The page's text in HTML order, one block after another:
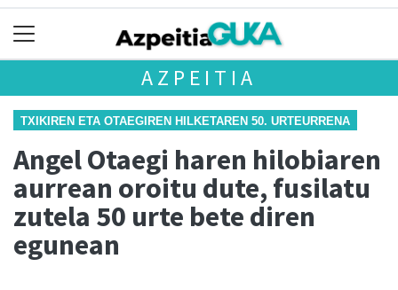
AZPEITIA
TXIKIREN ETA OTAEGIREN HILKETAREN 50. URTEURRENA
Angel Otaegi haren hilobiaren
aurrean oroitu dute, fusilatu
zutela 50 urte bete diren
egunean